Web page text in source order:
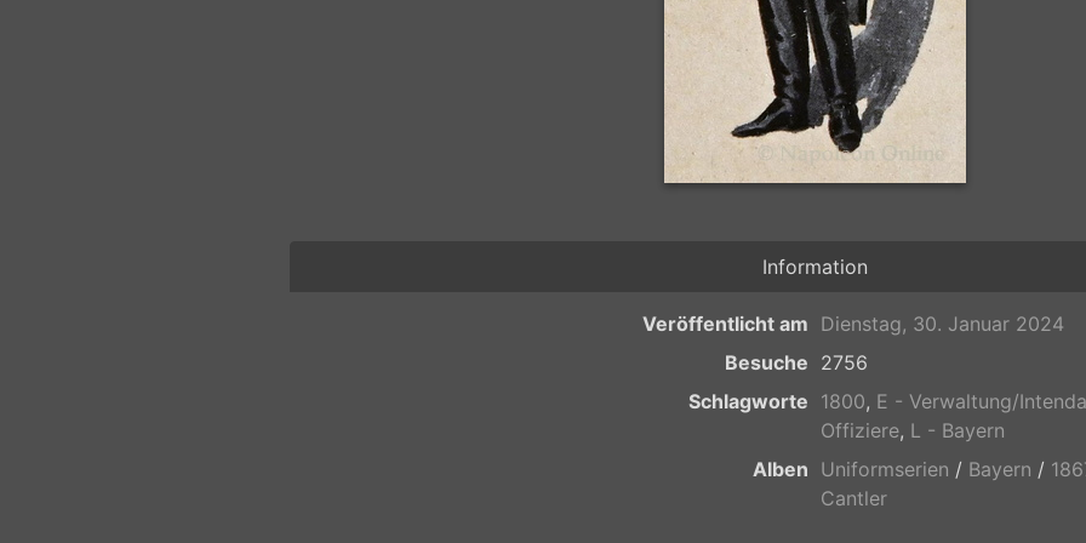
Information
Veröffentlicht am Dienstag, 30. Januar 2024
Besuche 2756
Schlagworte 1800, E - Verwaltung/
Offiziere, L - Bayern
Alben Uniformserien / Bayern /
Cantler